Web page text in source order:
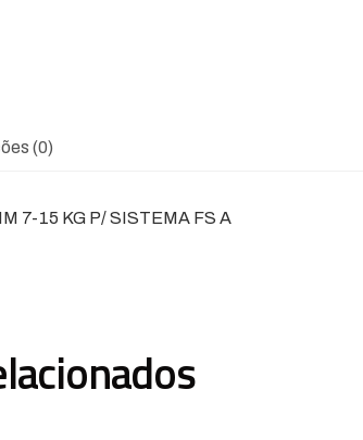
(0)
7-15 KG P/ SISTEMA FS A